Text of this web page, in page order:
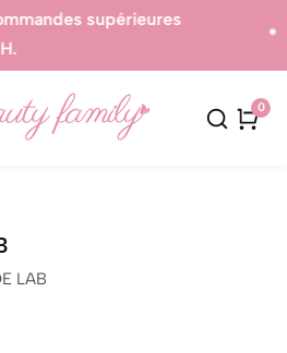
Produits 100% Authentique.
0
0
LAB